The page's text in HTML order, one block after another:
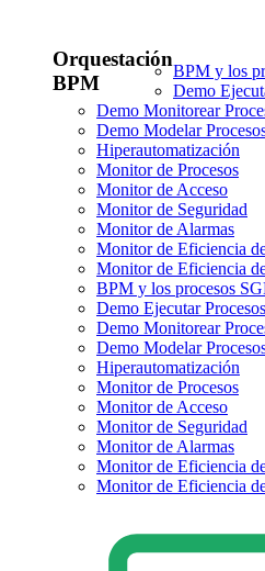
Orquestación
BPM
BPM y los
Demo
Demo Monitorear
Demo Modelar
Hiperautomatización
Monitor de Procesos
Monitor de Acceso
Monitor de Seguridad
Monitor de Alarmas
Monitor de Eficiencia
Monitor de Eficiencia
BPM y los procesos
Demo Ejecutar Procesos
Demo Monitorear
Demo Modelar
Hiperautomatización
Monitor de Procesos
Monitor de Acceso
Monitor de Seguridad
Monitor de Alarmas
Monitor de Eficiencia
Monitor de Eficiencia